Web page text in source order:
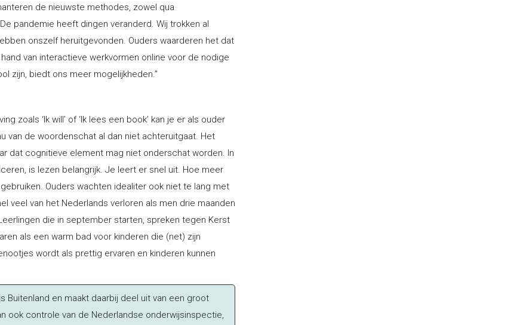
de nieuwste methodes, zowel qua
pandemie heeft dingen veranderd. Wij trokken al
onszelf heruitgevonden. Ouders waarderen het dat
van interactieve werkvormen online voor de nodige
zijn, biedt ons meer mogelijkheden.”
zoals ‘Ik will’ of ‘Ik lees een book’ kan je er als ouder
van de woordenschat al dan niet achteruitgaat. Het
dat cognitieve element mag niet onderschat worden. In
is lezen belangrijk. Je leert er snel uit. Hoe meer
Ouders wachten idealiter ook niet te lang met
veel van het Nederlands verloren als men drie maanden
die in september starten, spreken tegen Kerst
als een warm bad voor kinderen die (net) zijn
wordt als prettig ervaren en kinderen kunnen
Buitenland en maakt daarbij deel uit van een groot
ook controle van de Nederlandse onderwijsinspectie,